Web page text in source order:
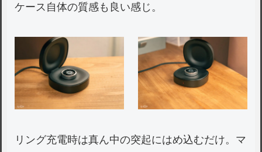
ケース自体の質感も良い感じ。
リング充電時は真ん中の突起にはめ込むだけ。マ